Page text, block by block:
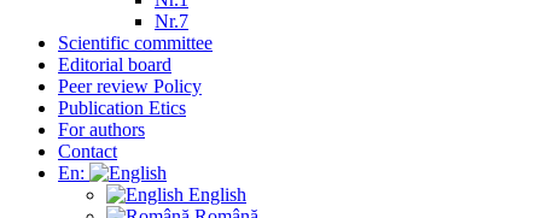
Nr.7
Scientific committee
Editorial board
Peer review Policy
Publication Etics
For authors
Contact
En:
English